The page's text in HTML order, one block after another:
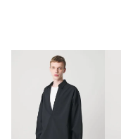
普段の着用サイズ：
参考になった